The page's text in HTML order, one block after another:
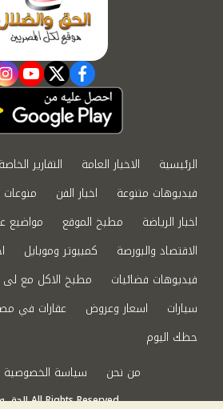
facebook
twitter
الرئيسية الاخبار العامة التقارير الخاصة
فيديوهات متنوعة
اخبار الفن
اخبار الرياضة
مطبخ الموقع
مواضيع
الاقتصاد والبورصة
كمبيوتر وموبايل
فيديوهات فضائيات
مطبخ الاكل مع
سيارات
اسعار وعروض عقارات في
حظك اليوم
من نحن
سياسة الخصوصية
©2024 الحق والضلال All Rights Reserved.